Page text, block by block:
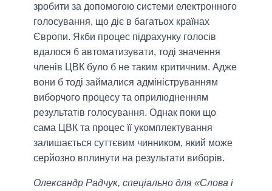
зробити за допомогою системи електронного
голосування, що діє в багатьох країнах
Європи. Якби процес підрахунку голосів
вдалося б автоматизувати, тоді значення
членів ЦВК було б не таким критичним. Адже
вони б тоді займалися адмініструванням
виборчого процесу та оприлюдненням
результатів голосування. Однак поки що
сама ЦВК та процес її укомплектування
залишається суттєвим чинником, який може
серйозно вплинути на результати виборів.
Олександр Радчук, спеціально для «Слова і